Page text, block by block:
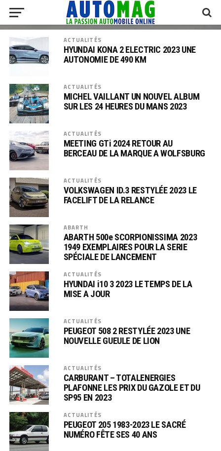
ACTUALITÉS
HYUNDAI KONA 2 ELECTRIC 2023 UNE
AUTONOMIE DE 490 KM
ACTUALITÉS
MICHEL VAILLANT UN NOUVEL ALBUM
SUR LES 24 HEURES DU MANS 2023
ACTUALITÉS
MEETING GTi 2024 RETOUR AU
BERCEAU DE LA MARQUE A WOLFSBURG
ACTUALITÉS
VOLKSWAGEN ID.3 RESTYLÉE 2023 LE
FACELIFT DE LA RELANCE
ABARTH
ABARTH 500e SCORPIONISSIMA 2023
1949 EXEMPLAIRES POUR LA SERIE
SPÉCIALE DE LANCEMENT
ACTUALITÉS
HYUNDAI i10 3 2023 LE TEMPS DE LA
MISE A JOUR
ACTUALITÉS
PEUGEOT 508 2 RESTYLÉE 2023 UNE
NOUVELLE GUEULE DE LION
ACTUALITÉS
CARBURANT – TOTALENERGIES
PLAFONNE LES PRIX DU GAZOLE ET DU
SP95 EN 2023
ACTUALITÉS
PEUGEOT 205 1983-2023 LE SACRÉ
NUMÉRO FÊTE SES 40 ANS